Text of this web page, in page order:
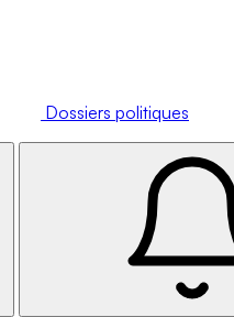
Dossiers politiques